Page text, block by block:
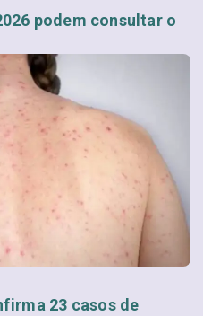
podem consultar o
23 casos de